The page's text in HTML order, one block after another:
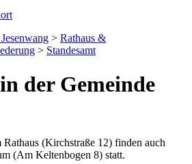
> Rathaus &
> Standesamt
der Gemeinde
(Kirchstraße 12) finden auch
(Am Keltenbogen 8) statt.